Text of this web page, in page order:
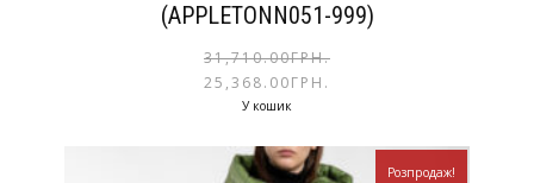
(APPLETONN051-999)
31,710.00ГРН.
25,368.00ГРН.
У кошик
Розпродаж!